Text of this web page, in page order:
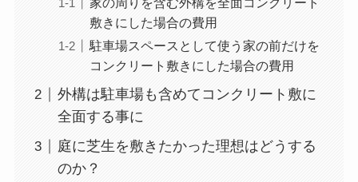
敷きにした場合の費用
駐車場スペースとして使う家の前だけを
コンクリート敷きにした場合の費用
外構は駐車場も含めてコンクリート敷に
全面する事に
庭に芝生を敷きたかった理想はどうする
のか？